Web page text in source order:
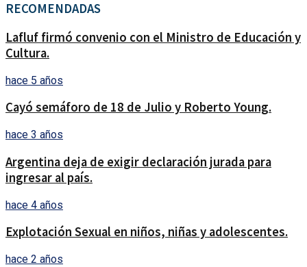
RECOMENDADAS
Lafluf firmó convenio con el Ministro de Educación y
Cultura.
hace 5 años
Cayó semáforo de 18 de Julio y Roberto Young.
hace 3 años
Argentina deja de exigir declaración jurada para
ingresar al país.
hace 4 años
Explotación Sexual en niños, niñas y adolescentes.
hace 2 años